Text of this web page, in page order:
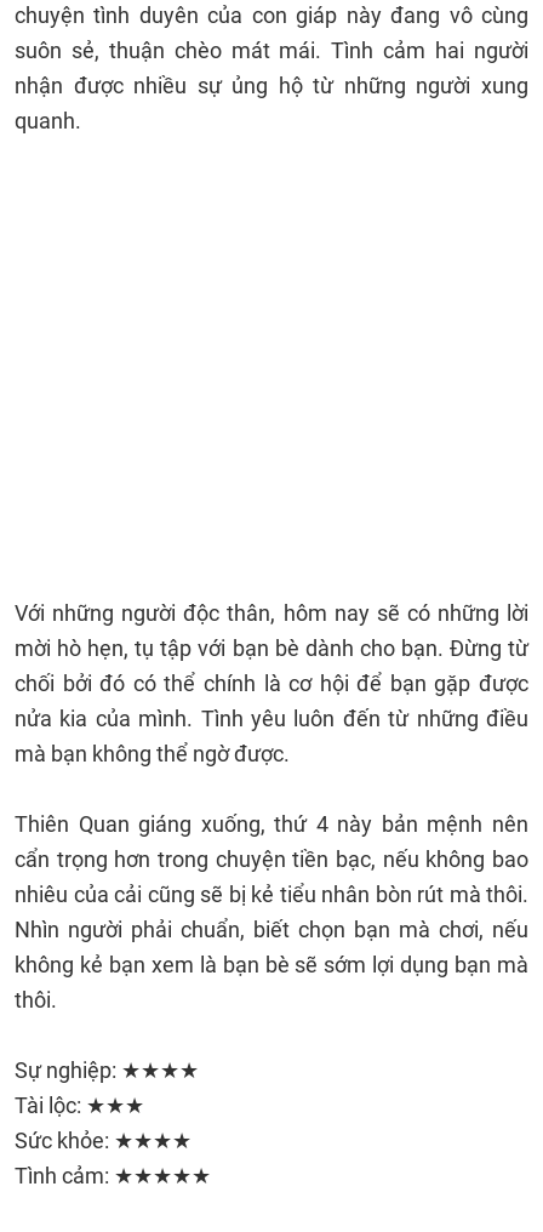
chuyện tình duyên của con giáp này đang vô cùng
suôn sẻ, thuận chèo mát mái. Tình cảm hai người
nhận được nhiều sự ủng hộ từ những người xung
quanh.
Với những người độc thân, hôm nay sẽ có những lời
mời hò hẹn, tụ tập với bạn bè dành cho bạn. Đừng từ
chối bởi đó có thể chính là cơ hội để bạn gặp được
nửa kia của mình. Tình yêu luôn đến từ những điều
mà bạn không thể ngờ được.
Thiên Quan giáng xuống, thứ 4 này bản mệnh nên
cẩn trọng hơn trong chuyện tiền bạc, nếu không bao
nhiêu của cải cũng sẽ bị kẻ tiểu nhân bòn rút mà thôi.
Nhìn người phải chuẩn, biết chọn bạn mà chơi, nếu
không kẻ bạn xem là bạn bè sẽ sớm lợi dụng bạn mà
thôi.
Sự nghiệp: ★★★★
Tài lộc: ★★★
Sức khỏe: ★★★★
Tình cảm: ★★★★★